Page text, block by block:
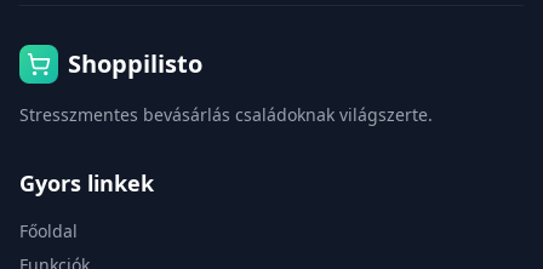
Shoppilisto
Stresszmentes bevásárlás családoknak világszerte.
Gyors linkek
Főoldal